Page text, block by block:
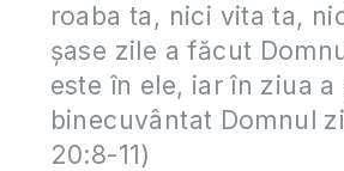
roaba ta, nici vita ta,
şase zile a făcut
este în ele, iar în ziua
binecuvântat Domnul
20:8-11)